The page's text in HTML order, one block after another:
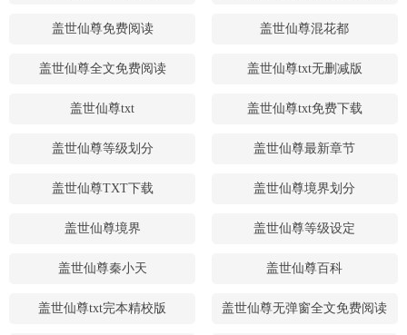
盖世仙尊免费阅读 盖世仙尊混花都
盖世仙尊全文免费阅读 盖世仙尊txt无删减版
盖世仙尊txt 盖世仙尊txt免费下载
盖世仙尊等级划分 盖世仙尊最新章节
盖世仙尊TXT下载 盖世仙尊境界划分
盖世仙尊境界 盖世仙尊等级设定
盖世仙尊秦小天 盖世仙尊百科
盖世仙尊txt完本精校版 盖世仙尊无弹窗全文免费阅读